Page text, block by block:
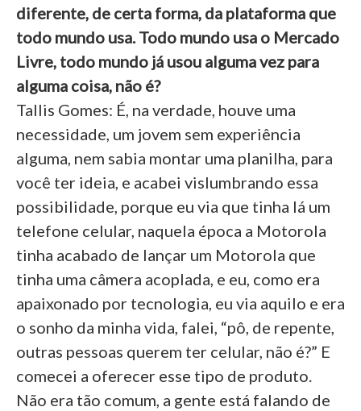
diferente, de certa forma, da plataforma que
todo mundo usa. Todo mundo usa o Mercado
Livre, todo mundo já usou alguma vez para
alguma coisa, não é?
Tallis Gomes: É, na verdade, houve uma
necessidade, um jovem sem experiência
alguma, nem sabia montar uma planilha, para
você ter ideia, e acabei vislumbrando essa
possibilidade, porque eu via que tinha lá um
telefone celular, naquela época a Motorola
tinha acabado de lançar um Motorola que
tinha uma câmera acoplada, e eu, como era
apaixonado por tecnologia, eu via aquilo e era
o sonho da minha vida, falei, “pô, de repente,
outras pessoas querem ter celular, não é?” E
comecei a oferecer esse tipo de produto.
Não era tão comum, a gente está falando de